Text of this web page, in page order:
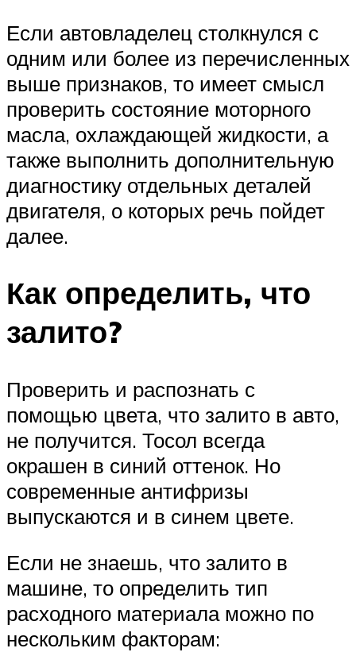
Если автовладелец столкнулся с
одним или более из перечисленных
выше признаков, то имеет смысл
проверить состояние моторного
масла, охлаждающей жидкости, а
также выполнить дополнительную
диагностику отдельных деталей
двигателя, о которых речь пойдет
далее.
Как определить, что
залито?
Проверить и распознать с
помощью цвета, что залито в авто,
не получится. Тосол всегда
окрашен в синий оттенок. Но
современные антифризы
выпускаются и в синем цвете.
Если не знаешь, что залито в
машине, то определить тип
расходного материала можно по
нескольким факторам: